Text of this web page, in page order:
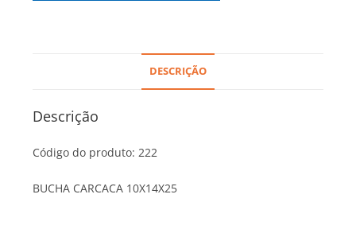
DESCRIÇÃO
Descrição
Código do produto: 222
BUCHA CARCACA 10X14X25